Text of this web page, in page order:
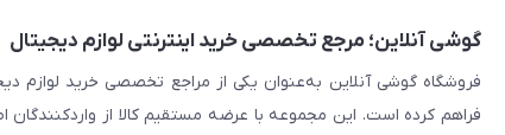
گوشی آنلاین؛ مرجع تخصصی خرید اینترنتی لوازم دیجیتال
فراهم کرده است. این مجموعه با عرضه مستقیم کالا از